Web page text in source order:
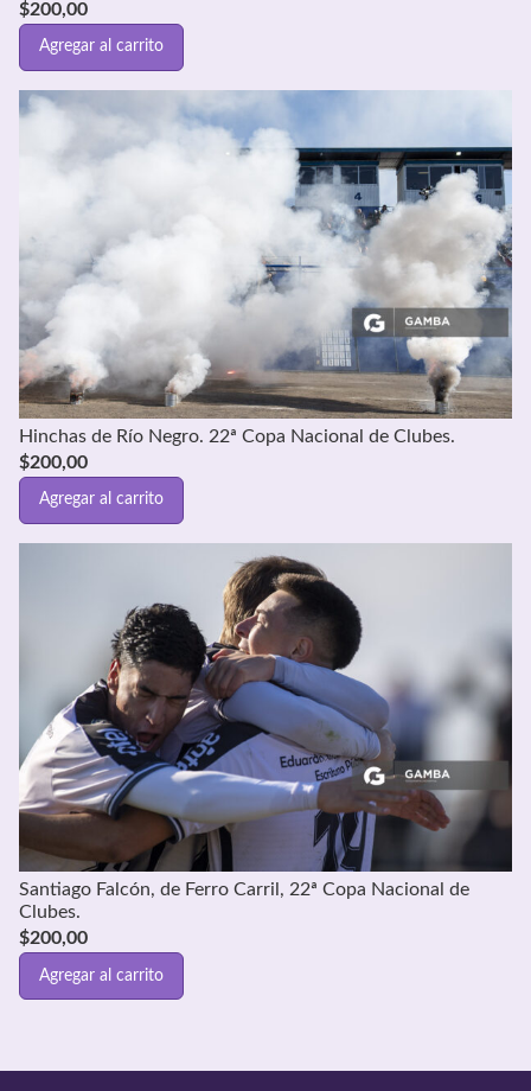
$200,00
Agregar al carrito
Hinchas de Río Negro. 22ª Copa Nacional de Clubes.
$200,00
Agregar al carrito
Santiago Falcón, de Ferro Carril, 22ª Copa Nacional de
Clubes.
$200,00
Agregar al carrito